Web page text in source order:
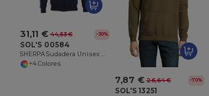
31,11 € 44,53 € -30%
SOL'S 00584
+4 Colores
7,87 € 26,64 € -70%
SOL'S 13251